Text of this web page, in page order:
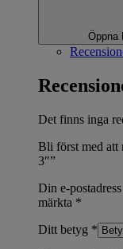
Öppna
Det finns inga
Bli först med att
3″”
Din e-
märkta *
Ditt betyg *